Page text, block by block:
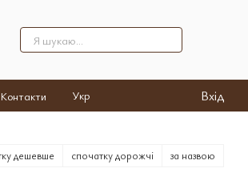
Контакти
Укр Вхід
дешевше спочатку дорожчі за назвою